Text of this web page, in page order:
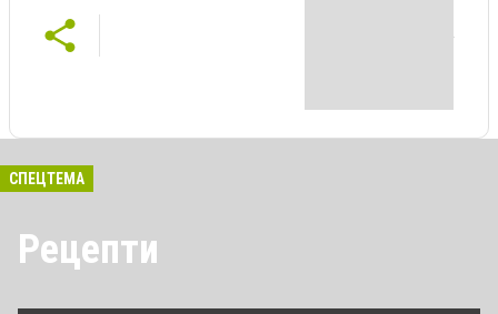
СПЕЦТЕМА
Рецепти